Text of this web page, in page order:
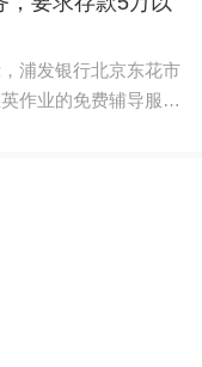
养经济社会发展
才。
法诚信办学学
育基地”等。学校
生报到率均达到
浦发银行北京东花市
作业的免费辅导服